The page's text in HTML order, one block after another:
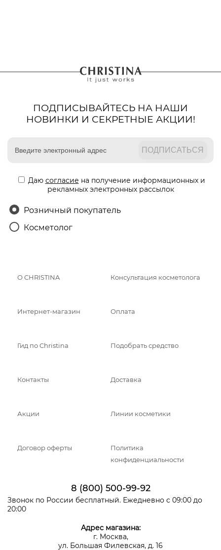
ПОДПИСЫВАЙТЕСЬ НА НАШИ
НОВИНКИ И СЕКРЕТНЫЕ АКЦИИ!
Даю согласие на получение информационных и
рекламных электронных рассылок
Розничный покупатель
Косметолог
О CHRISTINA Консультация косметолога
Интернет-магазин Оплата
Гид по Christina Подобрать средство
Контакты Доставка
Акции Линии косметики
Договор оферты
Политика
конфиденциальности
8 (800) 500-99-92
Звонок по России бесплатный. Ежедневно с 09:00 до
20:00
Адрес магазина:
г. Москва,
ул. Большая Филевская, д. 16